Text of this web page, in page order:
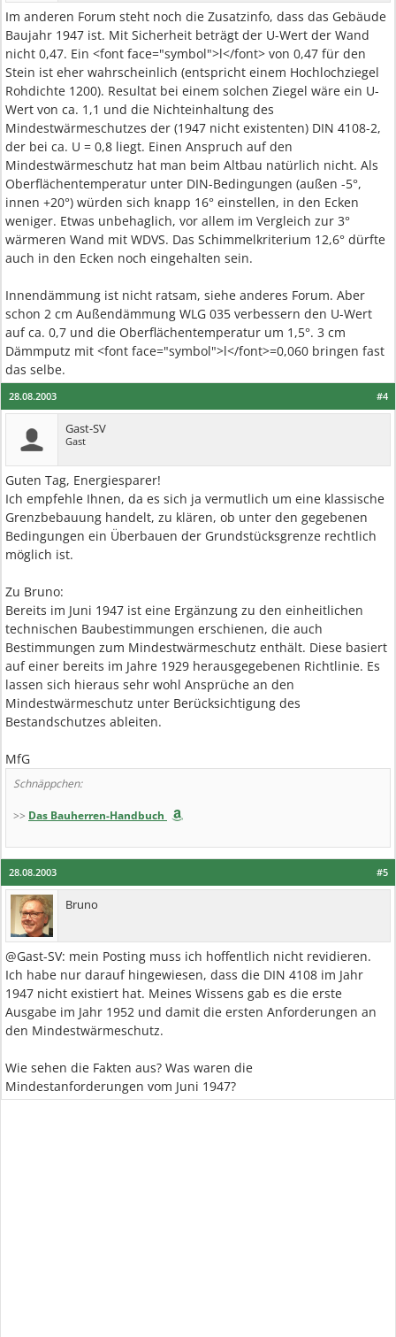
Im anderen Forum steht noch die Zusatzinfo, dass das Gebäude
Baujahr 1947 ist. Mit Sicherheit beträgt der U-Wert der Wand
nicht 0,47. Ein <font face="symbol">l</font> von 0,47 für den
Stein ist eher wahrscheinlich (entspricht einem Hochlochziegel
Rohdichte 1200). Resultat bei einem solchen Ziegel wäre ein U-
Wert von ca. 1,1 und die Nichteinhaltung des
Mindestwärmeschutzes der (1947 nicht existenten) DIN 4108-2,
der bei ca. U = 0,8 liegt. Einen Anspruch auf den
Mindestwärmeschutz hat man beim Altbau natürlich nicht. Als
Oberflächentemperatur unter DIN-Bedingungen (außen -5°,
innen +20°) würden sich knapp 16° einstellen, in den Ecken
weniger. Etwas unbehaglich, vor allem im Vergleich zur 3°
wärmeren Wand mit WDVS. Das Schimmelkriterium 12,6° dürfte
auch in den Ecken noch eingehalten sein.
Innendämmung ist nicht ratsam, siehe anderes Forum. Aber
schon 2 cm Außendämmung WLG 035 verbessern den U-Wert
auf ca. 0,7 und die Oberflächentemperatur um 1,5°. 3 cm
Dämmputz mit <font face="symbol">l</font>=0,060 bringen fast
das selbe.
#4
28.08.2003
Gast-SV
Gast
Guten Tag, Energiesparer!
Ich empfehle Ihnen, da es sich ja vermutlich um eine klassische
Grenzbebauung handelt, zu klären, ob unter den gegebenen
Bedingungen ein Überbauen der Grundstücksgrenze rechtlich
möglich ist.
Zu Bruno:
Bereits im Juni 1947 ist eine Ergänzung zu den einheitlichen
technischen Baubestimmungen erschienen, die auch
Bestimmungen zum Mindestwärmeschutz enthält. Diese basiert
auf einer bereits im Jahre 1929 herausgegebenen Richtlinie. Es
lassen sich hieraus sehr wohl Ansprüche an den
Mindestwärmeschutz unter Berücksichtigung des
Bestandschutzes ableiten.
MfG
Schnäppchen:
>> Das Bauherren-Handbuch
#5
28.08.2003
Bruno
@Gast-SV: mein Posting muss ich hoffentlich nicht revidieren.
Ich habe nur darauf hingewiesen, dass die DIN 4108 im Jahr
1947 nicht existiert hat. Meines Wissens gab es die erste
Ausgabe im Jahr 1952 und damit die ersten Anforderungen an
den Mindestwärmeschutz.
Wie sehen die Fakten aus? Was waren die
Mindestanforderungen vom Juni 1947?